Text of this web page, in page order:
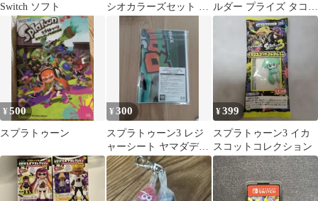
Switch ソフト
シオカラーズセット ア
オリ ホタル
ルダー プライズ タコ
紫
¥500
スプラトゥーン
¥300
スプラトゥーン3 レジ
ャーシート ヤマダデン
キ特典
¥399
スプラトゥーン3 イカ
スコットコレクション